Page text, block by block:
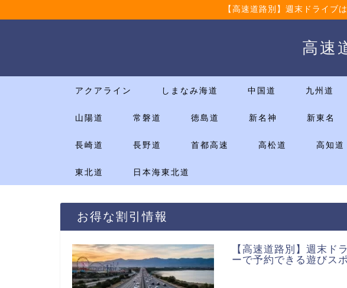
【高速道路別】週末ドライブ
高速
アクアライン しまなみ海道 中国道 九州道
山陽道 常磐道 徳島道 新名神 新東名
長崎道 長野道 首都高速 高松道 高知道
東北道 日本海東北道
お得な割引情報
【高速道路別】週末ド
ーで予約できる遊びス